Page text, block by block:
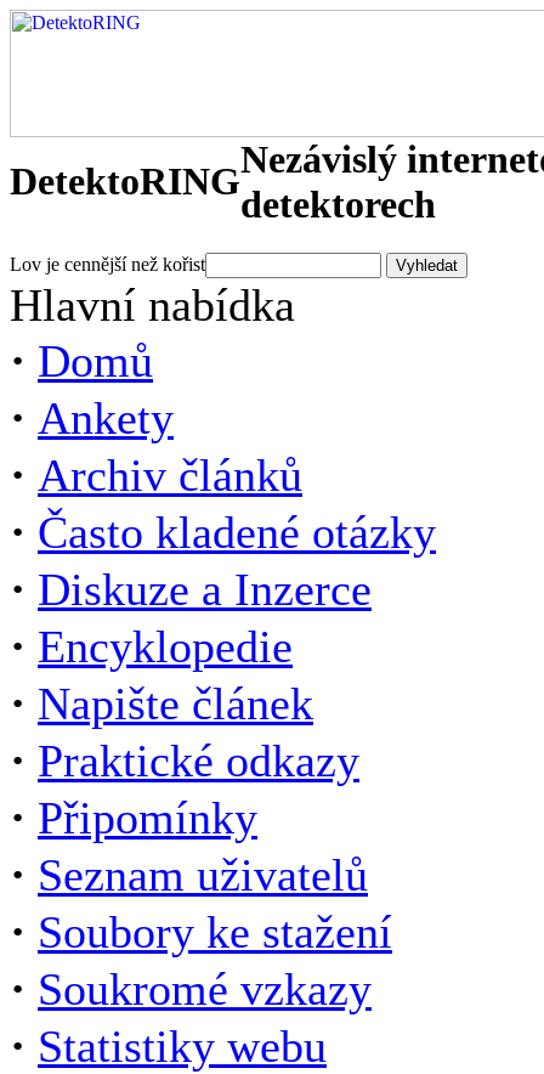
DetektoRINGNezávislý
detektorech
Lov je cennější než kořist
Hlavní nabídka
· Domů
· Ankety
· Archiv článků
· Často kladené otázky
· Diskuze a Inzerce
· Encyklopedie
· Napište článek
· Praktické odkazy
· Připomínky
· Seznam uživatelů
· Soubory ke stažení
· Soukromé vzkazy
· Statistiky webu